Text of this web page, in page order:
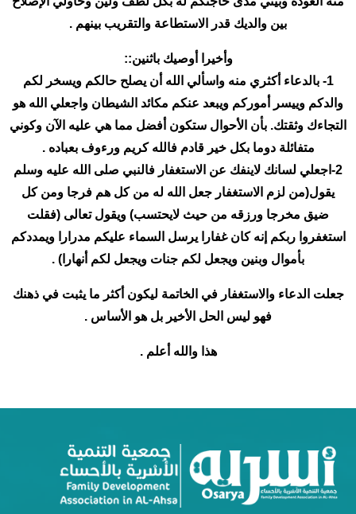
بين والديك قدر الاستطاعة والتقريب بينهم .
وأخيرا أوصيك باثنين::
1- بالدعاء أكثري منه واسألي الله أن يصلح حالكم ويسخر لكم
والدكم وييسر أموركم ويبعد عنكم مكائد الشيطان واجعلي الله هو
التجاءك وثقتك. بأن الأحوال ستكون أفضل مما هي عليه الآن وكوني
متفائلة دوما بكل خير قادم فالله كريم ورءوف بعباده .
2-اجعلي لسانك لاينفك عن الاستغفار فالنبي صلى الله عليه وسلم
يقول(من لزم الاستغفار جعل الله له من كل هم فرجا ومن كل
ضيق مخرجا ورزقه من حيث لايحتسب) ويقول تعالى (فقلت
استغفروا ربكم إنه كان غفارا يرسل السماء عليكم مدرارا ويمددكم
بأموال وبنين ويجعل لكم جنات ويجعل لكم أنهارا) .
جعلت الدعاء والاستغفار في الخاتمة ليكون أكثر ما يثبت في ذهنك
فهو ليس الحل الأخير بل هو الأساس .
هذا والله أعلم .